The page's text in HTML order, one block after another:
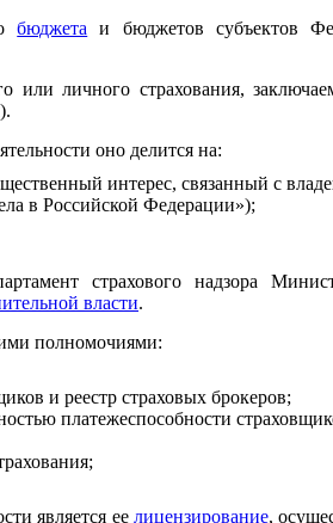
бюджета и бюджетов субъектов
или личного страхования,
оно делится на:
интерес, связанный с
в Российской Федерации»);
страхового надзора
власти.
полномочиями:
и реестр страховых брокеров;
платежеспособности
является ее лицензирование,